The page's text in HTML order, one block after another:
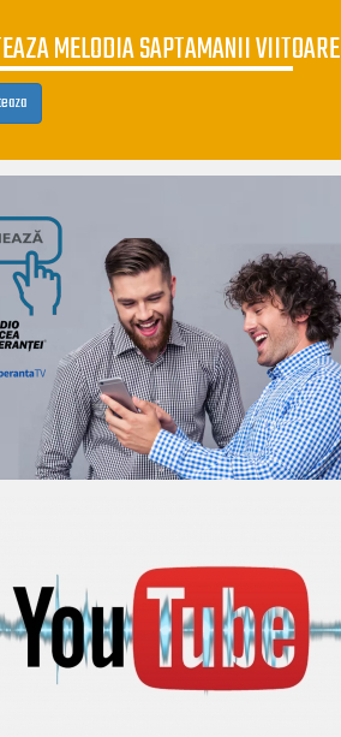
MELODIA SAPTAMANII VIITOARE